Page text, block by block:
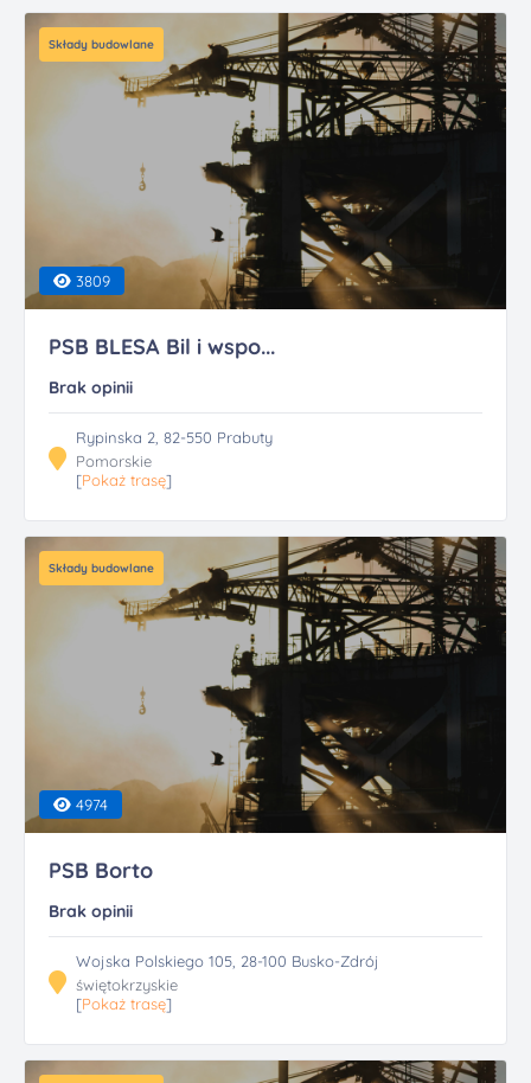
Składy budowlane
3809
PSB BLESA Bil i wspo...
Brak opinii
Rypinska 2, 82-550 Prabuty
Pomorskie
[Pokaż trasę]
Składy budowlane
4974
PSB Borto
Brak opinii
Wojska Polskiego 105, 28-100 Busko-Zdrój
świętokrzyskie
[Pokaż trasę]